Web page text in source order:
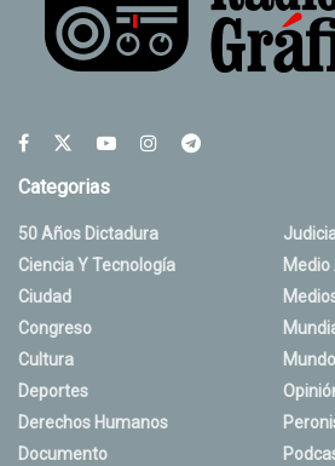
Categorias
50 Años Dictadura
Ciencia Y Tecnología
Ciudad
Congreso
Cultura
Deportes
Derechos Humanos
Documento
Mundo